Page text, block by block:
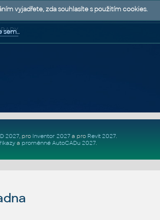
2027, pro Inventor 2027a pro Revit 2027.
a proměnné AutoCADu 2027.
vyjadřete, zda souhlasíte s použitím cookies.
sem..